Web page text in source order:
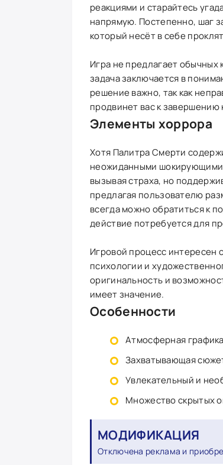
реакциями и старайтесь
напрямую. Постепенно, шаг
который несёт в себе
Игра не предлагает обычных
задача заключается в
решение важно, так как
продвинет вас к
Элементы хоррора
Хотя Палитра Смерти
неожиданными шокирующими
вызывая страха, но
предлагая пользователю
всегда можно обратиться к
действие потребуется для
Игровой процесс интересен
психологии и
оригинальность и
имеет значение.
Особенности
Атмосферная
Захватывающая
Увлекательный и
Множество скрытых
МОДИФИКАЦИЯ
Отключена реклама и